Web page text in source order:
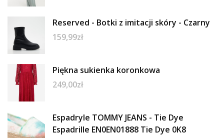
Reserved - Botki z imitacji skóry - Czarny
159,99zł
Piękna sukienka koronkowa
249,00zł
Espadryle TOMMY JEANS - Tie Dye
Espadrille EN0EN01888 Tie Dye 0K8